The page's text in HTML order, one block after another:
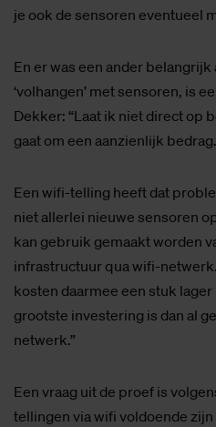
je ook de sensoren eventueel
En er was een ander belangrijk
‘volhangen’ met sensoren, is
Dekker: “Laat ik niet direct op
gaat om een aanzienlijk
Een wifi-telling heeft dat
niet allerlei nieuwe sensoren
kan gebruik gemaakt worden
infrastructuur qua wifi-
kosten daarmee een stuk
grootste investering is dan al
netwerk.”
Een vraag uit de proef is
tellingen via wifi voldoende